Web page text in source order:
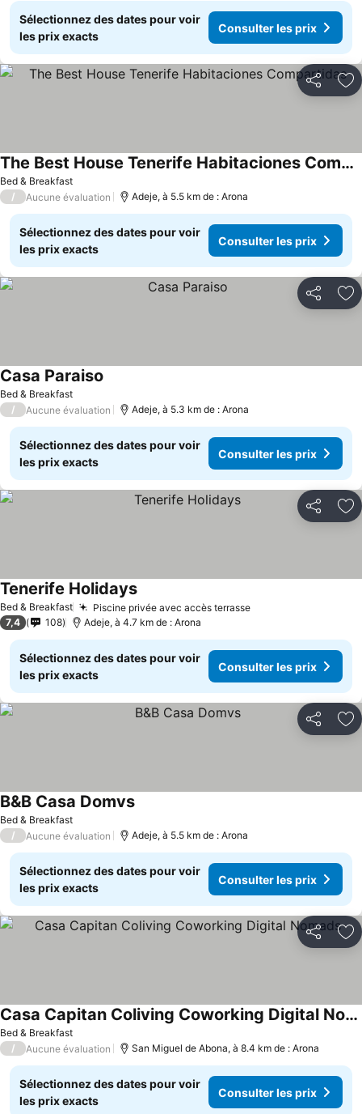
Sélectionnez des dates pour voir
les prix exacts
Consulter les prix
Partager
Bed & Breakfast
The Best House Tenerife Habitaciones Compartidas
Consulter les prix
/ Aucune évaluation Adeje, à 5.5 km de : Arona
Sélectionnez des dates pour voir
les prix exacts
Consulter les prix
Partager
Bed & Breakfast
Casa Paraiso
/ Aucune évaluation Adeje, à 5.3 km de : Arona
Sélectionnez des dates pour voir
les prix exacts
Consulter les prix
Partager
Bed & Breakfast Piscine privée avec accès terrasseConsulter les prix
Tenerife HolidaysConsulter les prix
7,4 108 Adeje, à 4.7 km de : Arona
Sélectionnez des dates pour voir
les prix exacts
Consulter les prix
Partager
Bed & Breakfast
B&B Casa DomvsConsulter les prix
/ Aucune évaluation Adeje, à 5.5 km de : Arona
Sélectionnez des dates pour voir
les prix exacts
Consulter les prix
Partager
Bed & Breakfast
Casa Capitan Coliving Coworking Digital Nomads
Consulter les prix
/ Aucune évaluation San Miguel de Abona, à 8.4 km de : Arona
Sélectionnez des dates pour voir
les prix exacts
Consulter les prix